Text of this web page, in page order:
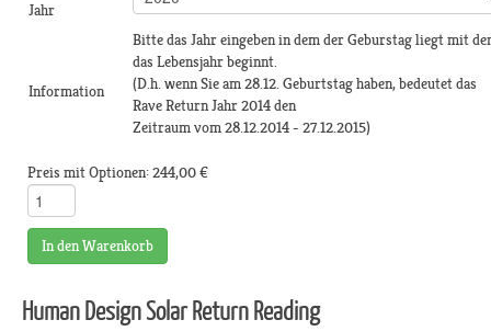
Jahr
Information
Bitte das Jahr eingeben in dem der Geburstag liegt mit
das Lebensjahr beginnt.
(D.h. wenn Sie am 28.12. Geburtstag haben, bedeutet das
Rave Return Jahr 2014 den
Zeitraum vom 28.12.2014 - 27.12.2015)
Preis mit Optionen:244,00 €
In den Warenkorb
Human Design Solar Return Reading